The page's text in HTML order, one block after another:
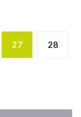
27 28